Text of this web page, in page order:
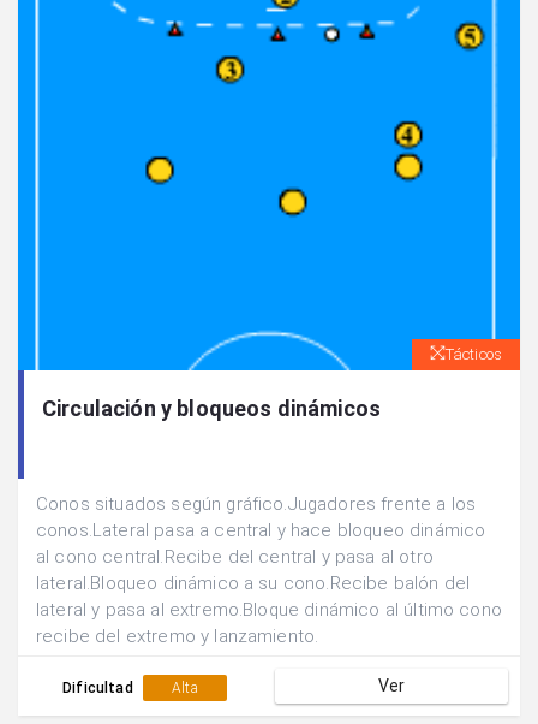
Tácticos
Circulación y bloqueos dinámicos
Conos situados según gráfico.Jugadores frente a los
conos.Lateral pasa a central y hace bloqueo dinámico
al cono central.Recibe del central y pasa al otro
lateral.Bloqueo dinámico a su cono.Recibe balón del
lateral y pasa al extremo.Bloque dinámico al último cono
recibe del extremo y lanzamiento.
Dificultad Alta Ver